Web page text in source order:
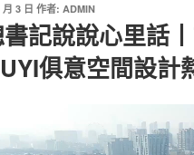
3 日 作者: ADMIN
記說說心里話
俱意空間設計